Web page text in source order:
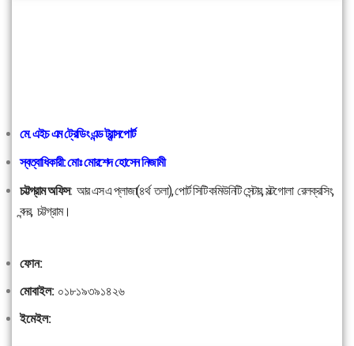
মে. এইচ এম ট্রেডিং এন্ড ট্রান্সপোর্ট
স্বত্বাধিকারী: মোঃ মোরশেদ হোসেন নিজামী
চট্টগ্রাম অফিস: আর এস এ প্লাজা(৪র্থ তলা), পোর্ট সিটি কমিউনিটি সেন্টার, সল্টগোলা রেলক্রসিং,
বন্দর, চট্টগ্রাম।
ফোন:
মোবাইল: ০১৮১৯৩৯১৪২৬
ইমেইল: